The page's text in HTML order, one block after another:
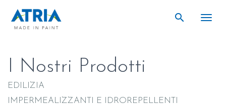
search
I Nostri Prodotti
EDILIZIA
IMPERMEALIZZANTI E IDROREPELLENTI